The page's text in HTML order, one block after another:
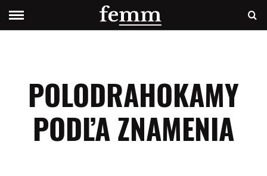
POLODRAHOKAMY
PODĽA ZNAMENIA